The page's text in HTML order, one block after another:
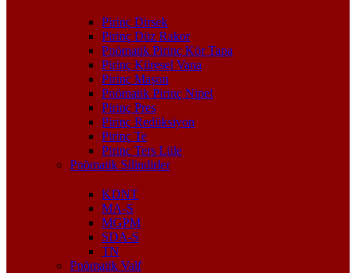
Pirinç Dirsek
Pirinç Düz Rakor
Pnömatik Pirinç Kör Tapa
Pirinç Küresel Vana
Pirinç Maşon
Pnömatik Pirinç Nipel
Pirinç Pres
Pirinç Redüksiyon
Pirinç Te
Pirinç Ters Lüle
Pnömatik Silindirler
KDNT
MA-S
MGPM
SDA-S
TN
Pnömatik Valf